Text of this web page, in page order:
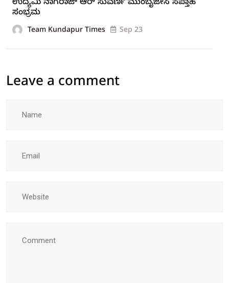
ಉದ್ಯಮಿ ನಾಗರಾಜ್ ಆರ್ ಸುವರ್ಣ ಮುಂಬೈಜೇಸಿ ಸಪ್ತಾಹ
ಸಂಭ್ರಮ
Team Kundapur Times Sep 23
Leave a comment